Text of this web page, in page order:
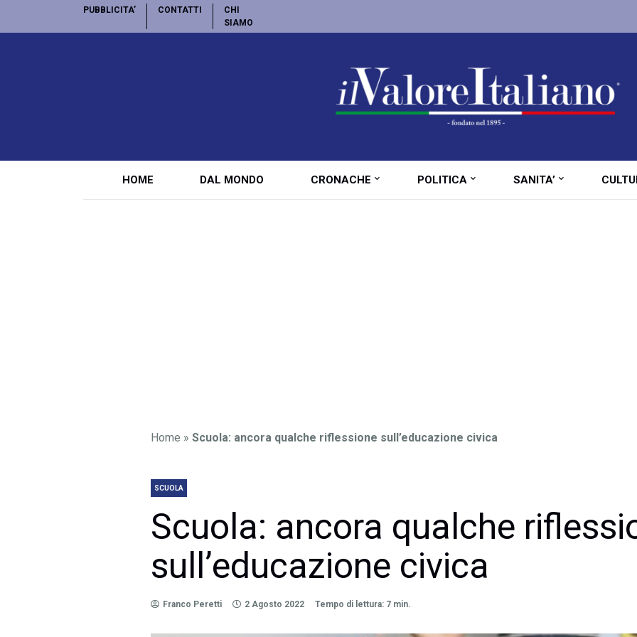
CHI
SIAMO
CONTATTI
PUBBLICITA’
HOME DAL MONDO CRONACHE POLITICA SANITA’
Home » Scuola: ancora qualche riflessione sull’educazione civica
SCUOLA
Scuola: ancora qualche
sull’educazione civica
Franco Peretti 2 Agosto 2022 Tempo di lettura: 7 min.